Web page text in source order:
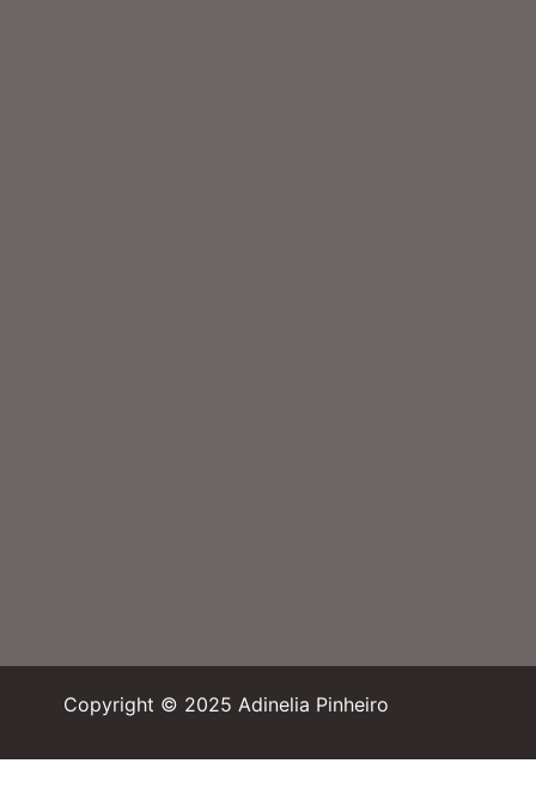
Copyright © 2025 Adinelia Pinheiro